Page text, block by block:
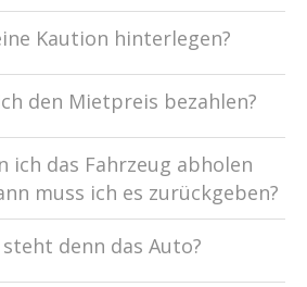
Kaution hinterlegen?
den Mietpreis bezahlen?
ich das Fahrzeug abholen
muss ich es zurückgeben?
denn das Auto?